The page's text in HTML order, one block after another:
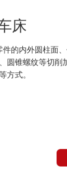
床
件的内外圆柱面
圆锥螺纹等切削
方式。